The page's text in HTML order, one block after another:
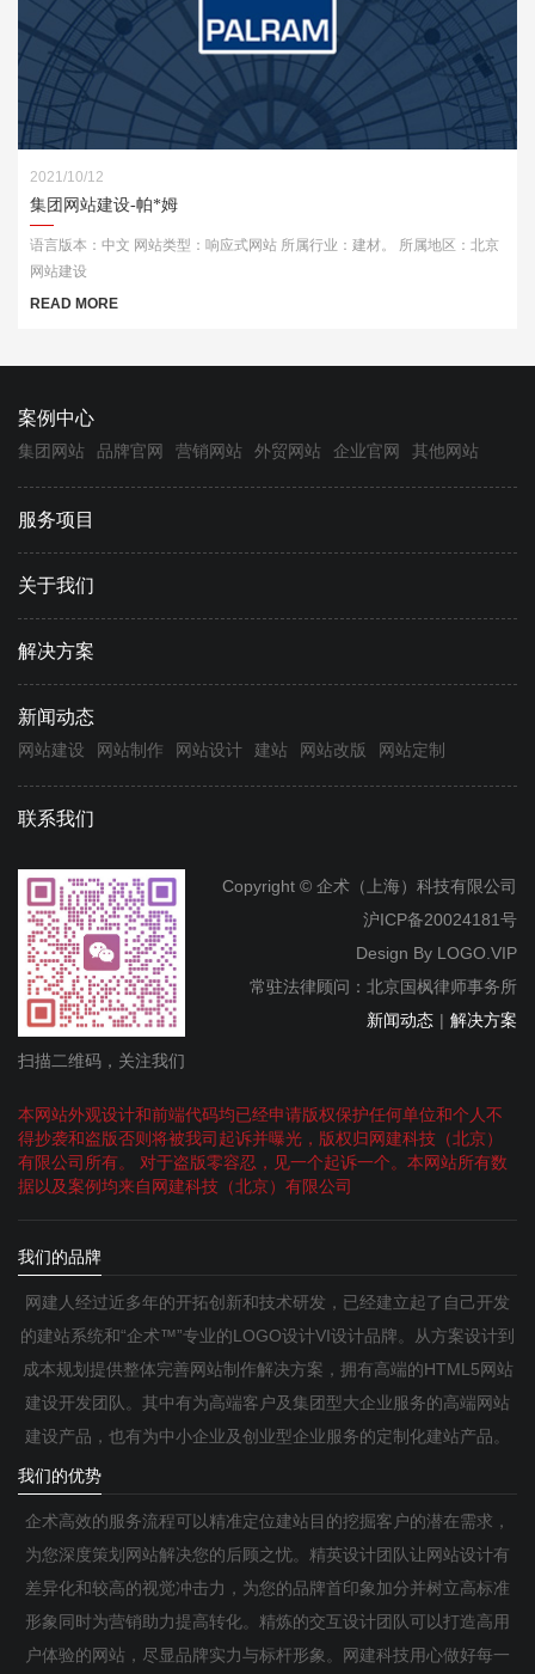
2021/10/12
集团网站建设-帕*姆
语言版本：中文 网站类型：响应式网站 所属行业：建材。 所属地区：北京
网站建设
READ MORE
案例中心
集团网站 品牌官网 营销网站 外贸网站 企业官网 其他网站
服务项目
关于我们
解决方案
新闻动态
网站建设 网站制作 网站设计 建站 网站改版 网站定制
联系我们
扫描二维码，关注我们
Copyright © 企术（上海）科技有限公司
沪ICP备20024181号
Design By LOGO.VIP
常驻法律顾问：北京国枫律师事务所
新闻动态 | 解决方案
本网站外观设计和前端代码均已经申请版权保护任何单位和个人不
得抄袭和盗版否则将被我司起诉并曝光，版权归网建科技（北京）
有限公司所有。 对于盗版零容忍，见一个起诉一个。本网站所有数
据以及案例均来自网建科技（北京）有限公司
我们的品牌
网建人经过近多年的开拓创新和技术研发，已经建立起了自己开发
的建站系统和“企术™”专业的LOGO设计VI设计品牌。从方案设计到
成本规划提供整体完善网站制作解决方案，拥有高端的HTML5网站
建设开发团队。其中有为高端客户及集团型大企业服务的高端网站
建设产品，也有为中小企业及创业型企业服务的定制化建站产品。
我们的优势
企术高效的服务流程可以精准定位建站目的挖掘客户的潜在需求，
为您深度策划网站解决您的后顾之忧。精英设计团队让网站设计有
差异化和较高的视觉冲击力，为您的品牌首印象加分并树立高标准
形象同时为营销助力提高转化。精炼的交互设计团队可以打造高用
户体验的网站，尽显品牌实力与标杆形象。网建科技用心做好每一